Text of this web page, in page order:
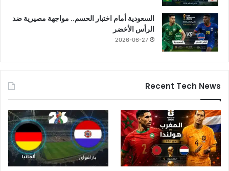
السعودية أمام اختبار الحسم.. مواجهة مصيرية ضد
الرأس الأخضر
2026-06-27
Recent Tech News